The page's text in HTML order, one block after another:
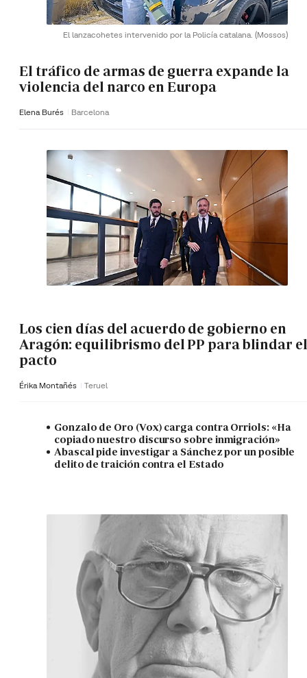
El lanzacohetes intervenido por la Policía catalana. (Mossos)
El tráfico de armas de guerra expande la
violencia del narco en Europa
Elena Burés Barcelona
Los cien días del acuerdo de gobierno en
Aragón: equilibrismo del PP para blindar el
pacto
Érika Montañés Teruel
Gonzalo de Oro (Vox) carga contra Orriols: «Ha
copiado nuestro discurso sobre inmigración»
Abascal pide investigar a Sánchez por un posible
delito de traición contra el Estado